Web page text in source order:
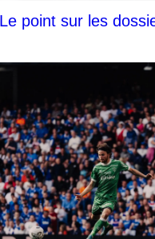
point sur les